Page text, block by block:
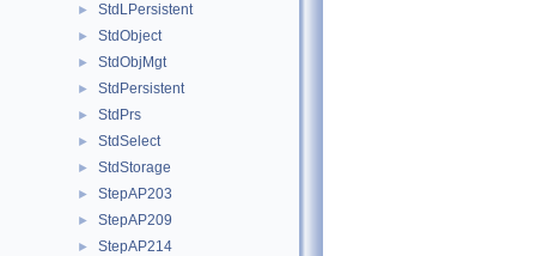
► StdLPersistent
► StdObject
► StdObjMgt
► StdPersistent
► StdPrs
► StdSelect
► StdStorage
► StepAP203
► StepAP209
► StepAP214